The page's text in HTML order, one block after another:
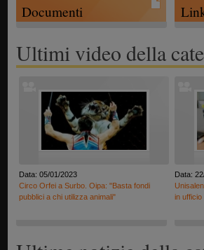
Documenti
Ultimi video della
Data: 05/01/2023
Circo Orfei a Surbo. Oipa: "Basta fondi
pubblici a chi utilizza animali"
Data:
in ufficio